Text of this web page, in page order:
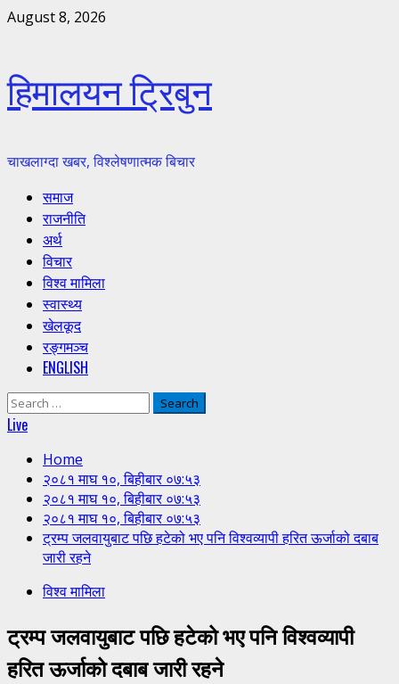
Skip
August 8, 2026
हिमालयन ट्रिबुन
चाखलाग्दा खबर, विश्लेषणात्मक बिचार
Primary
Menu
समाज
राजनीति
अर्थ
विचार
विश्व मामिला
स्वास्थ्य
खेलकूद
रङ्गमञ्च
ENGLISH
Search
for:
Live
Home
२०८१ माघ १०, बिहीबार ०७:५३
२०८१ माघ १०, बिहीबार ०७:५३
२०८१ माघ १०, बिहीबार ०७:५३
ट्रम्प जलवायुबाट पछि हटेको भए पनि विश्वव्यापी हरित ऊर्जाको दबाब
जारी रहने
विश्व मामिला
ट्रम्प जलवायुबाट पछि हटेको भए पनि विश्वव्यापी
हरित ऊर्जाको दबाब जारी रहने